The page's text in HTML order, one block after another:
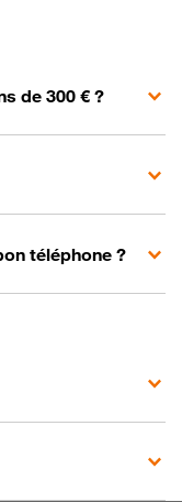
de 300 € ?
téléphone ?